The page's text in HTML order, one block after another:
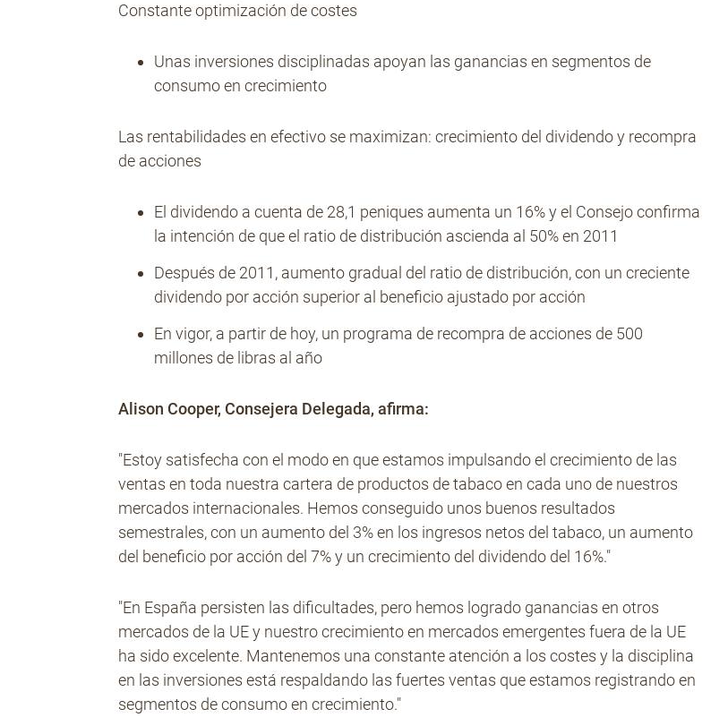
Constante optimización de costes
Unas inversiones disciplinadas apoyan las ganancias en segmentos de
consumo en crecimiento
Las rentabilidades en efectivo se maximizan: crecimiento del dividendo y recompra
de acciones
El dividendo a cuenta de 28,1 peniques aumenta un 16% y el Consejo confirma
la intención de que el ratio de distribución ascienda al 50% en 2011
Después de 2011, aumento gradual del ratio de distribución, con un creciente
dividendo por acción superior al beneficio ajustado por acción
En vigor, a partir de hoy, un programa de recompra de acciones de 500
millones de libras al año
Alison Cooper, Consejera Delegada, afirma:
"Estoy satisfecha con el modo en que estamos impulsando el crecimiento de las
ventas en toda nuestra cartera de productos de tabaco en cada uno de nuestros
mercados internacionales. Hemos conseguido unos buenos resultados
semestrales, con un aumento del 3% en los ingresos netos del tabaco, un aumento
del beneficio por acción del 7% y un crecimiento del dividendo del 16%."
"En España persisten las dificultades, pero hemos logrado ganancias en otros
mercados de la UE y nuestro crecimiento en mercados emergentes fuera de la UE
ha sido excelente. Mantenemos una constante atención a los costes y la disciplina
en las inversiones está respaldando las fuertes ventas que estamos registrando en
segmentos de consumo en crecimiento."